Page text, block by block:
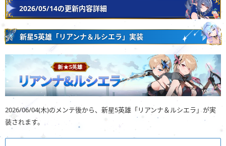
2026/05/14の更新内容詳細
新星5英雄「リアンナ＆ルシエラ」実装
2026/06/04(木)のメンテ後から、新星5英雄「リアンナ＆ルシエラ」が実
装されます。